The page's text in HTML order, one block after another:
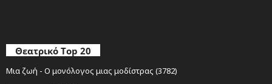
Θεατρικό Top 20
Μια ζωή - Ο μονόλογος μιας μοδίστρας (3782)